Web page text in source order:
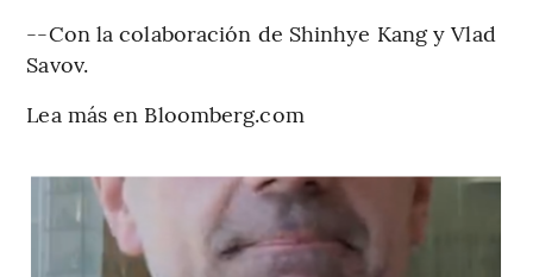
--Con la colaboración de Shinhye Kang y Vlad
Savov.
Lea más en Bloomberg.com